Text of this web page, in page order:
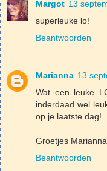
Margot 13
superleuke lo!
Beantwoorden
Marianna 13
Wat een leuke
inderdaad wel
op je laatste dag!
Groetjes
Beantwoorden